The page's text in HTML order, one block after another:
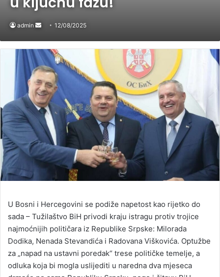
admin
Send
email
12/08/2025
U Bosni i Hercegovini se podiže napetost kao rijetko do
sada – Tužilaštvo BiH privodi kraju istragu protiv trojice
najmoćnijih političara iz Republike Srpske: Milorada
Dodika, Nenada Stevandića i Radovana Viškovića. Optužbe
za „napad na ustavni poredak“ trese političke temelje, a
odluka koja bi mogla uslijediti u naredna dva mjeseca